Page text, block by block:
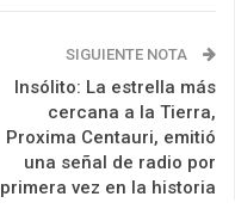
SIGUIENTE NOTA
Insólito: La estrella más
cercana a la Tierra,
Proxima Centauri, emitió
una señal de radio por
primera vez en la historia